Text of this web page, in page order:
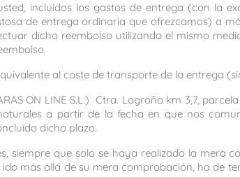
incluidos los gastos de entrega (con la
de entrega ordinaria que ofrezcamos) a
dicho reembolso utilizando el mismo
al coste de transporte de la entrega
ON LINE S.L.) Ctra. Logroño km 3,7,
a partir de la fecha en que nos
dicho plazo.
siempre que solo se haya realizado la mera
más allá de su mera comprobación, ha de